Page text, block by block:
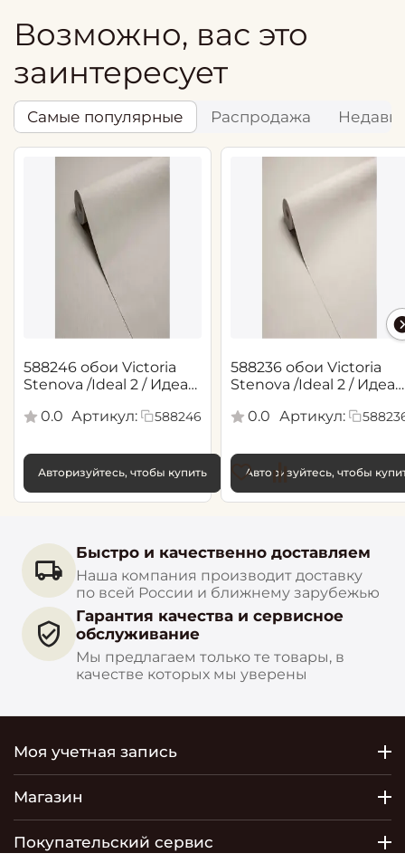
Возможно, вас это
заинтересует
Самые популярные Распродажа
588246 обои Victoria
Stenova /Ideal 2 / Идеал
0.0 Артикул: 588246
Авторизуйтесь, чтобы купить
588236 обои Victoria
Stenova /Ideal 2 / Идеал
0.0
Артикул:
Авторизуйтесь, чтобы
Быстро и качественно доставляем
Наша компания производит доставку
по всей России и ближнему зарубежью
Гарантия качества и сервисное
обслуживание
Мы предлагаем только те товары, в
качестве которых мы уверены
Моя учетная запись
Магазин
Покупательский сервис